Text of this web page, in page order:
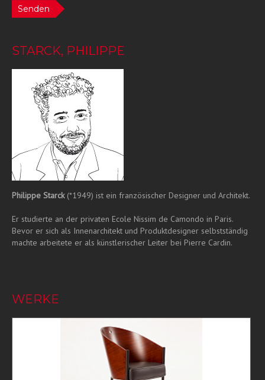
Senden
STARCK, PHILIPPE
Philippe Starck(*1949) ist ein französischer Designer und Architekt.
Er studierte an der privaten Ecole Nissim de Camondo in Paris.
Bevor er sich als Innenarchitekt und Produktdesigner selbstständig
machte arbeitete er als künstlerischer Leiter bei Pierre Cardin.
WERKE